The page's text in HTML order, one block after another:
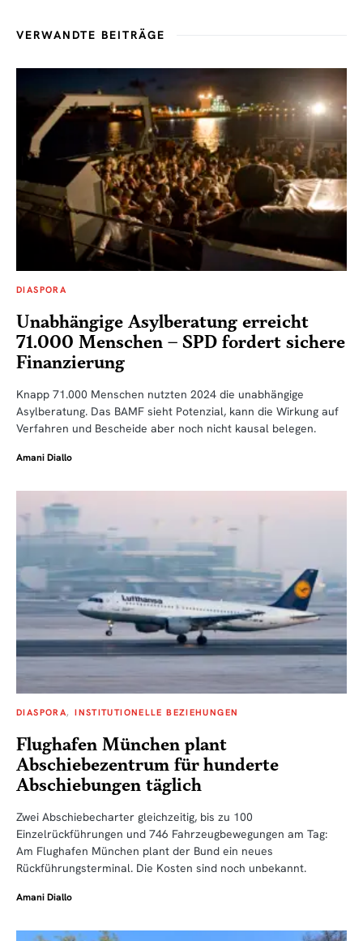
VERWANDTE BEITRÄGE
DIASPORA
Unabhängige Asylberatung erreicht
71.000 Menschen – SPD fordert sichere
Finanzierung
Knapp 71.000 Menschen nutzten 2024 die unabhängige
Asylberatung. Das BAMF sieht Potenzial, kann die Wirkung auf
Verfahren und Bescheide aber noch nicht kausal belegen.
Amani Diallo
DIASPORA INSTITUTIONELLE BEZIEHUNGEN
Flughafen München plant
Abschiebezentrum für hunderte
Abschiebungen täglich
Zwei Abschiebecharter gleichzeitig, bis zu 100
Einzelrückführungen und 746 Fahrzeugbewegungen am Tag:
Am Flughafen München plant der Bund ein neues
Rückführungsterminal. Die Kosten sind noch unbekannt.
Amani Diallo